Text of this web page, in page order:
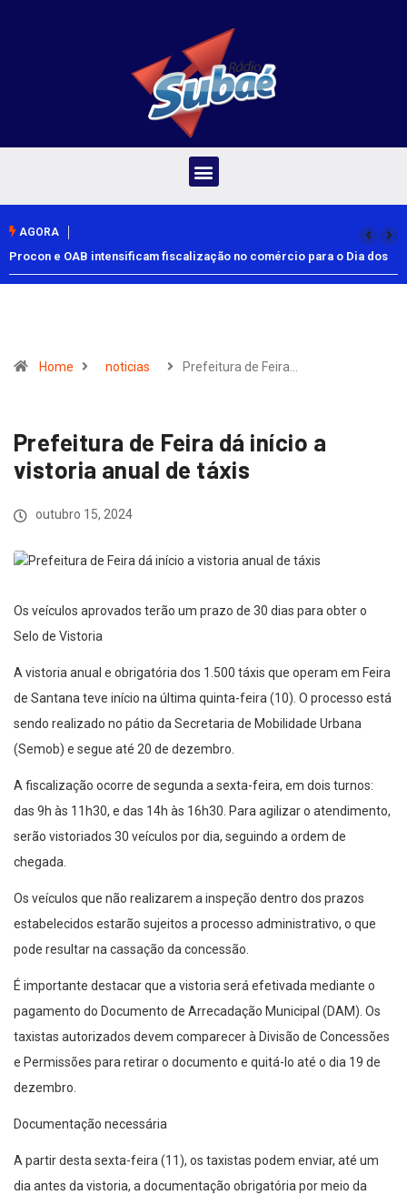
AGORA
Procon e OAB intensificam fiscalização no comércio para o Dia dos
Pais
Home noticias Prefeitura de Feira…
Prefeitura de Feira dá início a
vistoria anual de táxis
outubro 15, 2024
Os veículos aprovados terão um prazo de 30 dias para obter o
Selo de Vistoria
A vistoria anual e obrigatória dos 1.500 táxis que operam em Feira
de Santana teve início na última quinta-feira (10). O processo está
sendo realizado no pátio da Secretaria de Mobilidade Urbana
(Semob) e segue até 20 de dezembro.
A fiscalização ocorre de segunda a sexta-feira, em dois turnos:
das 9h às 11h30, e das 14h às 16h30. Para agilizar o atendimento,
serão vistoriados 30 veículos por dia, seguindo a ordem de
chegada.
Os veículos que não realizarem a inspeção dentro dos prazos
estabelecidos estarão sujeitos a processo administrativo, o que
pode resultar na cassação da concessão.
É importante destacar que a vistoria será efetivada mediante o
pagamento do Documento de Arrecadação Municipal (DAM). Os
taxistas autorizados devem comparecer à Divisão de Concessões
e Permissões para retirar o documento e quitá-lo até o dia 19 de
dezembro.
Documentação necessária
A partir desta sexta-feira (11), os taxistas podem enviar, até um
dia antes da vistoria, a documentação obrigatória por meio da